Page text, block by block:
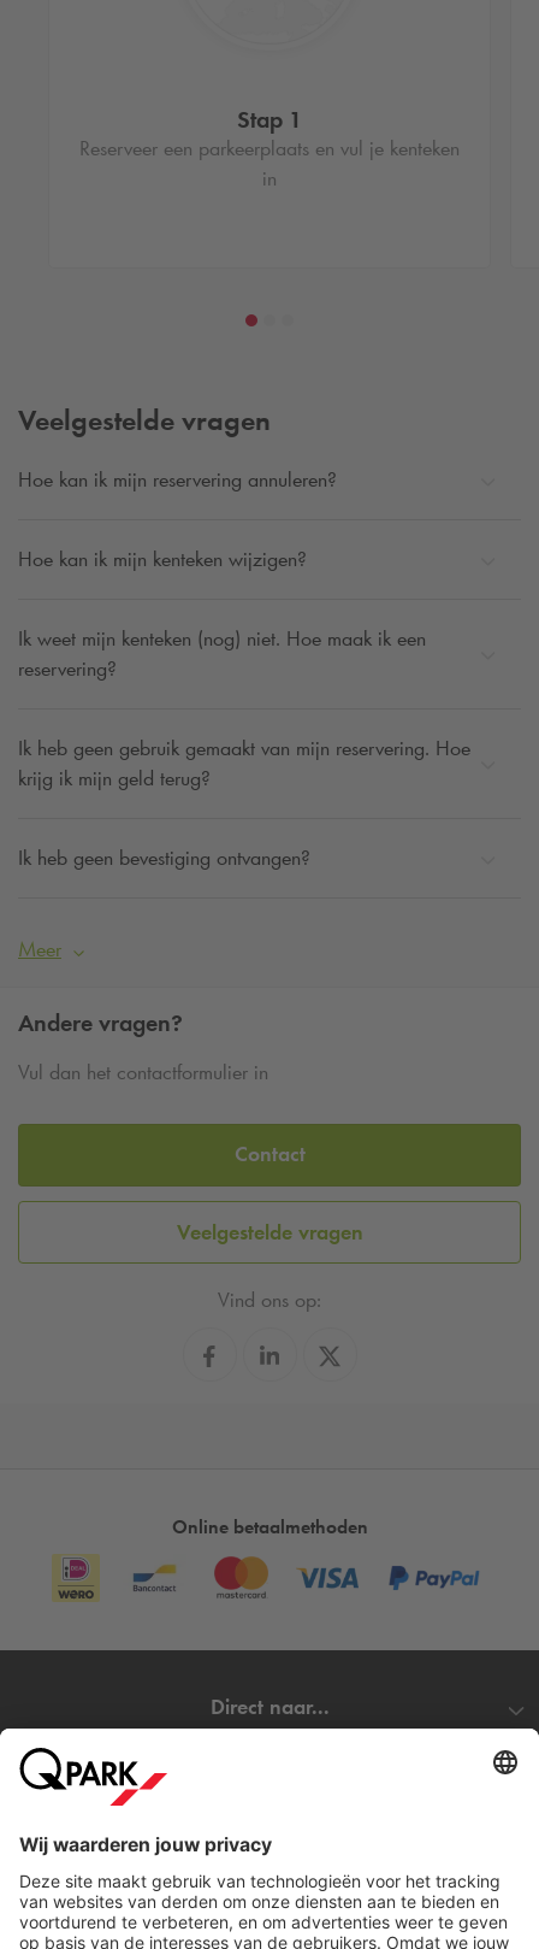
Stap 1
Reserveer een parkeerplaats en vul je kenteken
in
Veelgestelde vragen
Hoe kan ik mijn reservering annuleren?
Hoe kan ik mijn kenteken wijzigen?
Ik weet mijn kenteken (nog) niet. Hoe maak ik een
reservering?
Ik heb geen gebruik gemaakt van mijn reservering. Hoe
krijg ik mijn geld terug?
Ik heb geen bevestiging ontvangen?
Meer
Andere vragen?
Vul dan het contactformulier in
Contact
Veelgestelde vragen
Vind ons op:
Online betaalmethoden
Direct naar...